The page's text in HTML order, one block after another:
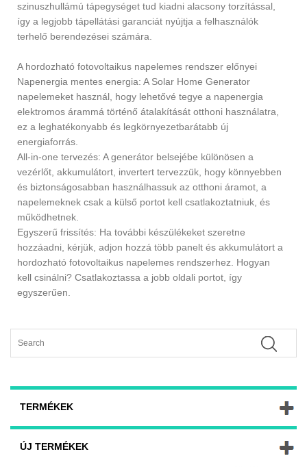
szinuszhullámú tápegységet tud kiadni alacsony torzítással,
így a legjobb tápellátási garanciát nyújtja a felhasználók
terhelő berendezései számára.
A hordozható fotovoltaikus napelemes rendszer előnyei
Napenergia mentes energia: A Solar Home Generator
napelemeket használ, hogy lehetővé tegye a napenergia
elektromos árammá történő átalakítását otthoni használatra,
ez a leghatékonyabb és legkörnyezetbarátabb új
energiaforrás.
All-in-one tervezés: A generátor belsejébe különösen a
vezérlőt, akkumulátort, invertert tervezzük, hogy könnyebben
és biztonságosabban használhassuk az otthoni áramot, a
napelemeknek csak a külső portot kell csatlakoztatniuk, és
működhetnek.
Egyszerű frissítés: Ha további készülékeket szeretne
hozzáadni, kérjük, adjon hozzá több panelt és akkumulátort a
hordozható fotovoltaikus napelemes rendszerhez. Hogyan
kell csinálni? Csatlakoztassa a jobb oldali portot, így
egyszerűen.
TERMÉKEK
ÚJ TERMÉKEK